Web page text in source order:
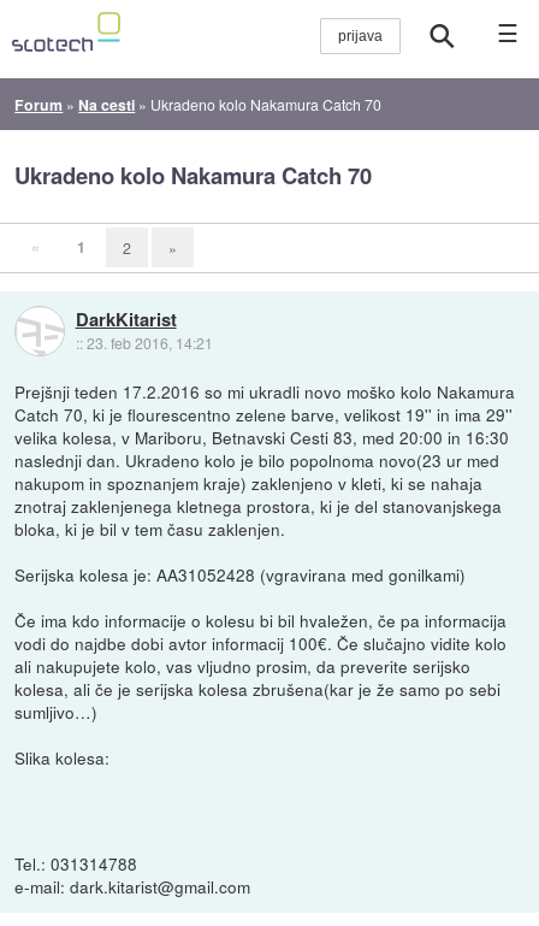
☰
Forum » Na cesti » Ukradeno kolo Nakamura Catch 70
Ukradeno kolo Nakamura Catch 70
« 1 2 »
DarkKitarist
::23. feb 2016, 14:21
Prejšnji teden 17.2.2016 so mi ukradli novo moško kolo Nakamura
Catch 70, ki je flourescentno zelene barve, velikost 19'' in ima 29''
velika kolesa, v Mariboru, Betnavski Cesti 83, med 20:00 in 16:30
naslednji dan. Ukradeno kolo je bilo popolnoma novo(23 ur med
nakupom in spoznanjem kraje) zaklenjeno v kleti, ki se nahaja
znotraj zaklenjenega kletnega prostora, ki je del stanovanjskega
bloka, ki je bil v tem času zaklenjen.
Serijska kolesa je: AA31052428 (vgravirana med gonilkami)
Če ima kdo informacije o kolesu bi bil hvaležen, če pa informacija
vodi do najdbe dobi avtor informacij 100€. Če slučajno vidite kolo
ali nakupujete kolo, vas vljudno prosim, da preverite serijsko
kolesa, ali če je serijska kolesa zbrušena(kar je že samo po sebi
sumljivo…)
Slika kolesa:
Tel.: 031314788
e-mail: dark.kitarist@gmail.com